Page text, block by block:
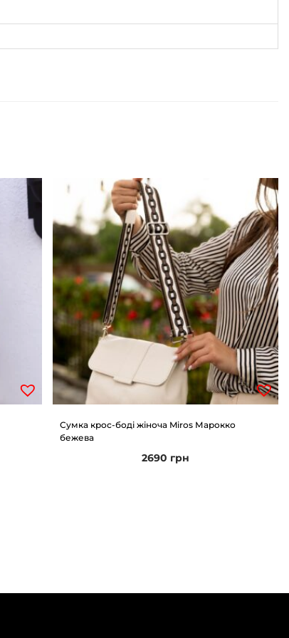
Сумка крос-боді жіноча Miros Марокко
бежева
2690 грн